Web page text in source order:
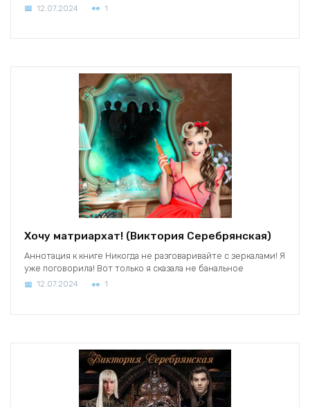
12.07.2024 1
Хочу матриархат! (Виктория Серебрянская)
Аннотация к книге Никогда не разговаривайте с зеркалами! Я
уже поговорила! Вот только я сказала не банальное
12.07.2024 1